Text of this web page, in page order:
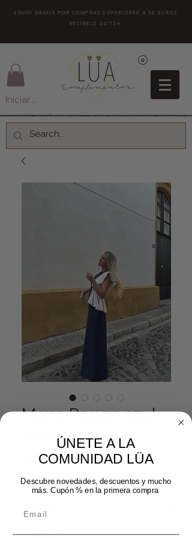
ENVÍO GRATIS POR COMPRAS SUPERIORES A 50 EUROS.
RECÍBELO 24/72H
Iniciar sesión
Mono Rouge azul
marino
89,99 € Precio
53,99 €Precio de
Talla *
ÚNETE A LA
COMUNIDAD LÜA
Descubre novedades, descuentos y mucho
más. Cupón % en la primera compra